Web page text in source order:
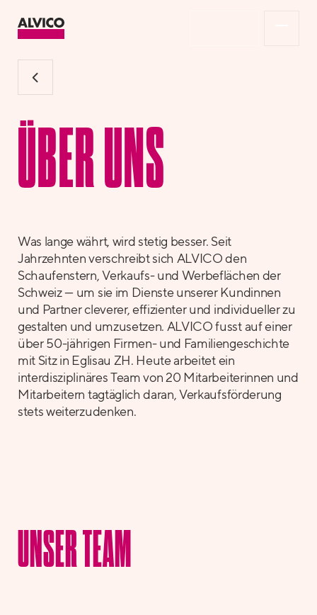
ÜBER UNS
Was lange währt, wird stetig besser. Seit
Jahrzehnten verschreibt sich ALVICO den
Schaufenstern, Verkaufs- und Werbeflächen der
Schweiz — um sie im Dienste unserer Kundinnen
und Partner cleverer, effizienter und individueller zu
gestalten und umzusetzen. ALVICO fusst auf einer
über 50-jährigen Firmen- und Familiengeschichte
mit Sitz in Eglisau ZH. Heute arbeitet ein
interdisziplinäres Team von 20 Mitarbeiterinnen und
Mitarbeitern tagtäglich daran, Verkaufsförderung
stets weiterzudenken.
UNSER TEAM